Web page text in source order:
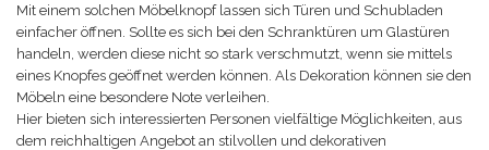
Mit einem solchen Möbelknopf lassen sich Türen und Schubladen
einfacher öffnen. Sollte es sich bei den Schranktüren um Glastüren
handeln, werden diese nicht so stark verschmutzt, wenn sie mittels
eines Knopfes geöffnet werden können. Als Dekoration können sie den
Möbeln eine besondere Note verleihen.
Hier bieten sich interessierten Personen vielfältige Möglichkeiten, aus
dem reichhaltigen Angebot an stilvollen und dekorativen